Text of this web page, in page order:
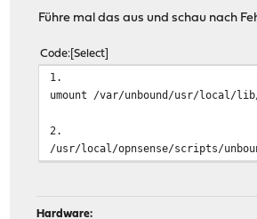
Führe mal das aus und schau nach
Code Select
1.
umount /var/unbound/usr/local/
2.
/usr/local/opnsense/scripts/
Hardware: